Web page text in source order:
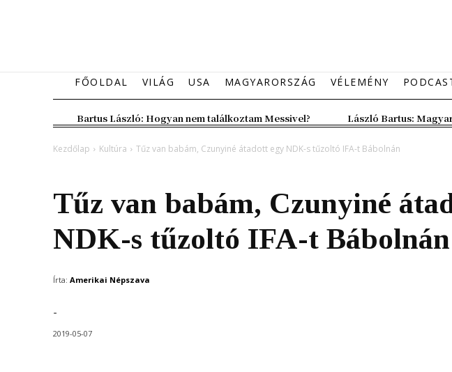
FŐOLDAL VILÁG USA MAGYARORSZÁG VÉLEMÉNY
Bartus László: Hogyan nem találkoztam Messivel? László Bartus:
Kezdőlap Kultúra Tűz van babám, Czunyiné átadott egy NDK-s tűzoltó IFA-t Bábolnán
Tűz van babám, Czunyiné
NDK-s tűzoltó IFA-t Bábolnán
Írta: Amerikai Népszava
-
2019-05-07